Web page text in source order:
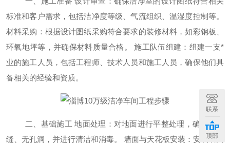
标准和客户需求，包括洁净度等级、气流组织、温湿度控制等。
材料采购：根据设计图纸采购符合要求的装修材料，如彩钢板、
环氧地坪等，并确保材料质量合格。
施工队伍组建：组建一支*
业的施工人员，包括工程师、技术人员和施工人员，确保他们具
备相关的经验和资质。
二、 基础施工 地面处理：对地面进行平整处理，确保无裂
缝、无孔洞，并进行清洁和消毒。
墙面与天花板安装：安装墙面
联系
顶部